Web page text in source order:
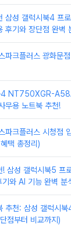
삼성 갤럭시북4
기와 장단점 완벽
파크플러스 광화문
4 NT750XGR-
무용 노트북 추천!
파크플러스 시청점
택 총정리)
! 삼성 갤럭시북5
와 AI 기능 완벽 분
추천: 삼성 갤럭시
점부터 비교까지)